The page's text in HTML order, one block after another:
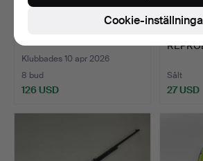
Klubbades 10 apr 2026
8 bud
126 USD
Sålt
27 USD
Cookie-